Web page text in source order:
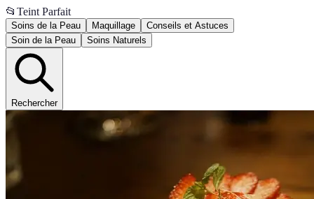
📂 Teint Parfait
Soins de la Peau Maquillage
Conseils et Astuces
Soin de la Peau
Soins Naturels
Rechercher